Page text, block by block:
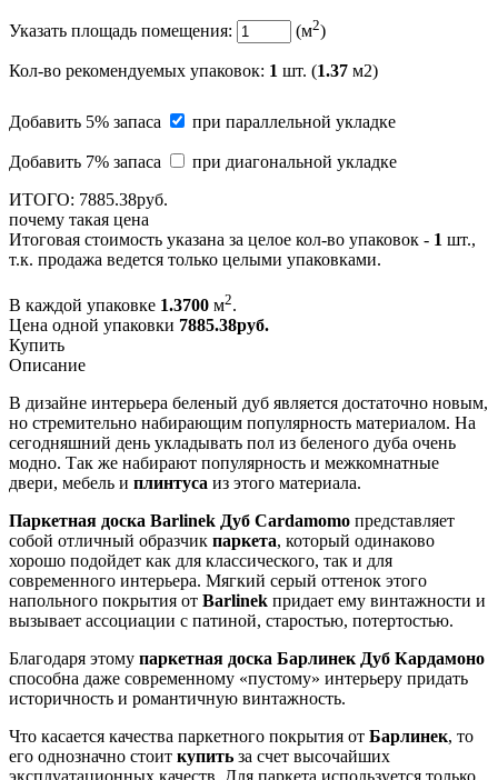
Указать площадь помещения: (м2)
Кол-во рекомендуемых упаковок: 1 шт. (1.37 м2)
Добавить 5% запаса при параллельной укладке
Добавить 7% запаса
при диагональной укладке
ИТОГО: 7885.38руб.
почему такая цена
Итоговая стоимость указана за целое кол-во упаковок - 1 шт.,
т.к. продажа ведется только целыми упаковками.
В каждой упаковке 1.3700 м2.
Цена одной упаковки 7885.38руб.
Купить
Описание
В дизайне интерьера беленый дуб является достаточно новым,
но стремительно набирающим популярность материалом. На
сегодняшний день укладывать пол из беленого дуба очень
модно. Так же набирают популярность и межкомнатные
двери, мебель и плинтуса из этого материала.
Паркетная доска Barlinek Дуб Cardamomo представляет
собой отличный образчик паркета, который одинаково
хорошо подойдет как для классического, так и для
современного интерьера. Мягкий серый оттенок этого
напольного покрытия от Barlinek придает ему винтажности и
вызывает ассоциации с патиной, старостью, потертостью.
Благодаря этому паркетная доска Барлинек Дуб Кардамоно
способна даже современному «пустому» интерьеру придать
историчность и романтичную винтажность.
Что касается качества паркетного покрытия от Барлинек, то
его однозначно стоит купить за счет высочайших
эксплуатационных качеств. Для паркета используется только